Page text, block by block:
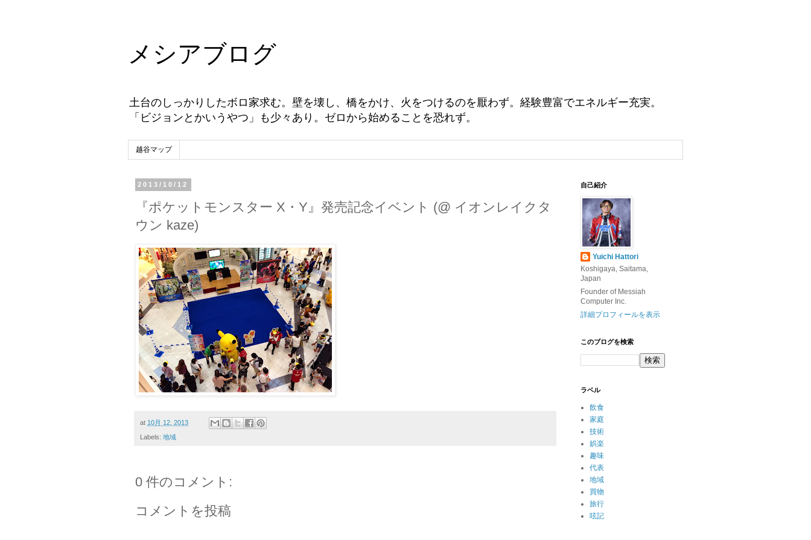
メシアブログ
土台のしっかりしたボロ家求む。壁を壊し、橋をかけ、火をつけるのを厭わず。経験豊富でエネルギー充実。
「ビジョンとかいうやつ」も少々あり。ゼロから始めることを恐れず。
越谷マップ
2013/10/12
『ポケットモンスター X・Y』発売記念イベント (@ イオンレイクタ
ウン kaze)
at 10月 12, 2013
Labels: 地域
0 件のコメント:
コメントを投稿
自己紹介
Yuichi Hattori
Koshigaya, Saitama,
Japan
Founder of Messiah
Computer Inc.
詳細プロフィールを表示
このブログを検索
ラベル
飲食
家庭
技術
娯楽
趣味
代表
地域
買物
旅行
呟記